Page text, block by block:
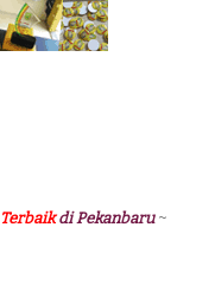
Terbaik di Pekanbaru ~